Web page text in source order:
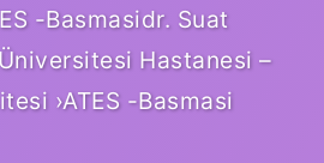
-Basmasidr. Suat
Hastanesi –
›ATES -Basmasi